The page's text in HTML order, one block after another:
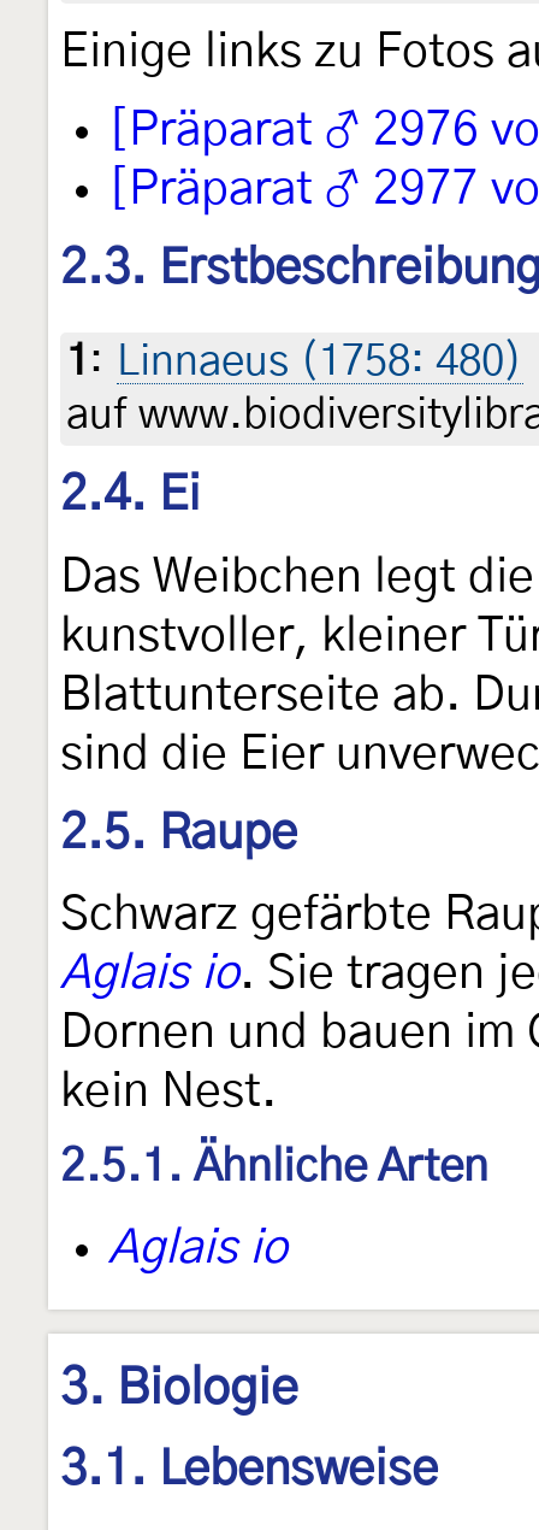
Einige links zu Fotos
[Präparat ♂ 2976
[Präparat ♂ 2977
2.3.
1 : Linnaeus (1758: 480)
auf
2.4. Ei
Das Weibchen legt
kunstvoller, kleiner
Blattunterseite ab.
sind die Eier
2.5. Raupe
Schwarz gefärbte
Aglais io. Sie tragen
Dornen und bauen
kein Nest.
2.5.1. Ähnliche Arten
Aglais io
3. Biologie
3.1. Lebensweise